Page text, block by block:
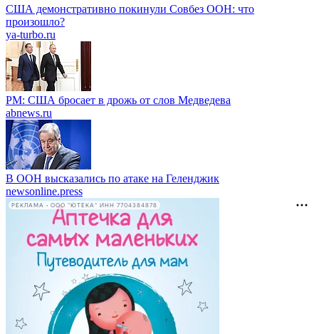
США демонстративно покинули Совбез ООН: что
произошло?
ya-turbo.ru
PM: США бросает в дрожь от слов Медведева
abnews.ru
В ООН высказались по атаке на Геленджик
newsonline.press
РЕКЛАМА • ООО "ЮТЕКА" ИНН 7704384878